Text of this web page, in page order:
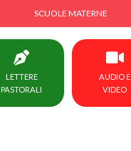
SCUOLE MATERNE
LETTERE
PASTORALI
AUDIO E
VIDEO